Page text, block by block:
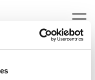
MENU